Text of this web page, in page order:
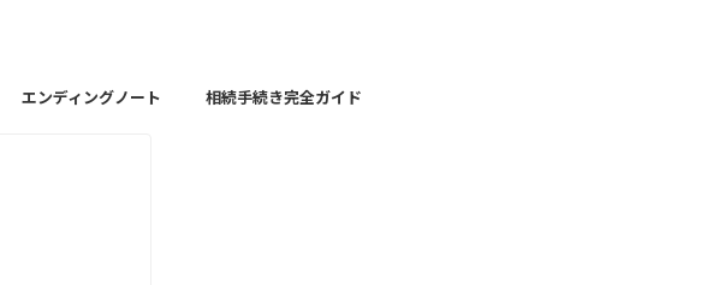
エンディングノート 相続手続き完全ガイド